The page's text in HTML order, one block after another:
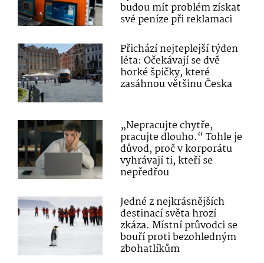
budou mít problém získat
své peníze při reklamaci
Přichází nejteplejší týden
léta: Očekávají se dvě
horké špičky, které
zasáhnou většinu Česka
„Nepracujte chytře,
pracujte dlouho.“ Tohle je
důvod, proč v korporátu
vyhrávají ti, kteří se
nepředřou
Jedné z nejkrásnějších
destinací světa hrozí
zkáza. Místní průvodci se
bouří proti bezohledným
zbohatlíkům